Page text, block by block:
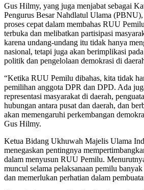
Gus Hilmy, yang juga menjabat sebagai
Pengurus Besar Nahdlatul Ulama (PBNU),
proses cepat dalam membahas RUU
terbuka dan melibatkan partisipasi
karena undang-undang itu tidak hanya
nasional, tetapi juga akan berimplikasi
politik dan pengelolaan demokrasi di
“Ketika RUU Pemilu dibahas, kita tidak
pemilihan anggota DPR dan DPD. Ada
representasi masyarakat di daerah,
hubungan antara pusat dan daerah, dan
akan memengaruhi perkembangan
Gus Hilmy.
Ketua Bidang Ukhuwah Majelis Ulama
menegaskan pentingnya
dalam menyusun RUU Pemilu.
muncul selama pelaksanaan pemilu
dan memerlukan perhatian dalam